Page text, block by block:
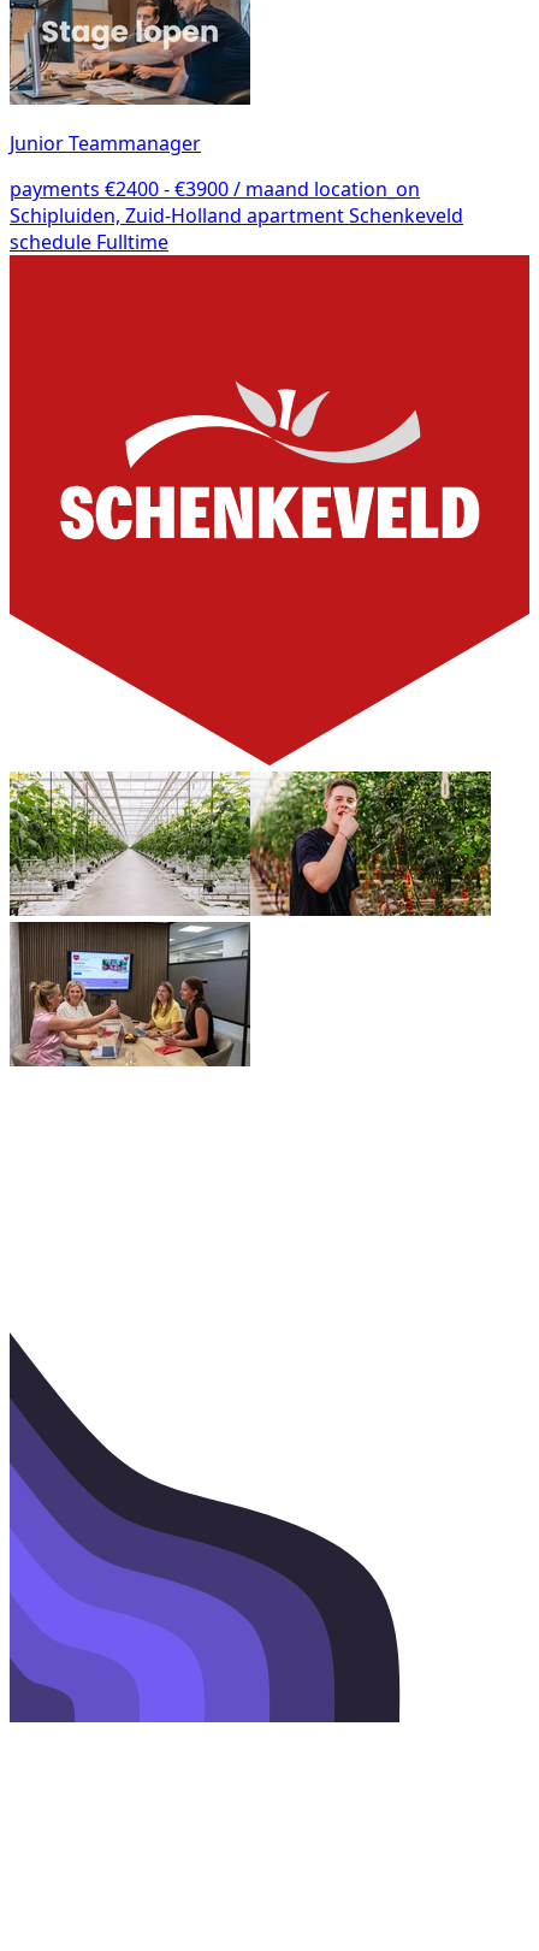
Junior Teammanager
payments €2400 - €3900 / maand location_on
Schipluiden, Zuid-Holland apartmentSchenkeveld
schedule Fulltime